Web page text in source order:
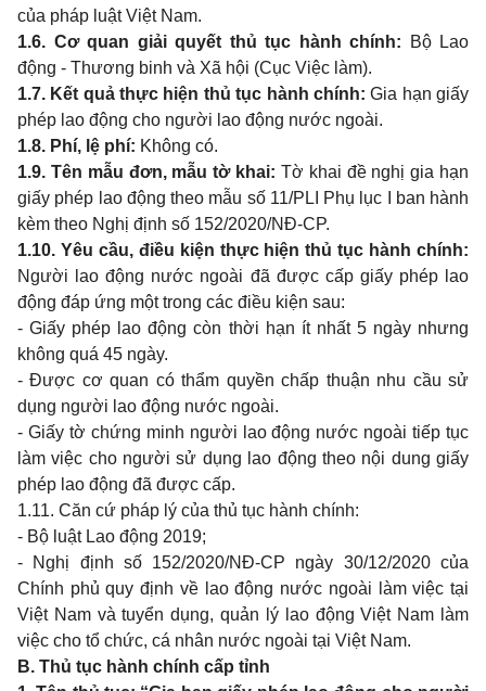
của pháp luật Việt Nam.
1.6. Cơ quan giải quyết thủ tục hành chính: Bộ Lao
động - Thương binh và Xã hội (Cục Việc làm).
1.7. Kết quả thực hiện thủ tục hành chính:Gia hạn giấy
phép lao động cho người lao động nước ngoài.
1.8. Phí, lệ phí: Không có.
1.9. Tên mẫu đơn, mẫu tờ khai: Tờ khai đề nghịgia hạn
giấy phép lao động theo mẫu số 11/PLI Phụ lục I ban hành
kèm theo Nghị định số 152/2020/NĐ-CP.
1.10. Yêu cầu, điều kiện thực hiện thủ tục hành chính:
Người
laođộng nước ngoài đã được cấp giấy phép lao
động đáp ứng mộttrong các điều kiện sau:
-Giấy phép laođộng còn thời hạn ít nhất 5 ngày nhưng
không quá 45 ngày.
-Được cơquan có thẩm quyền chấp thuận nhu cầu sử
dụng người lao động nước ngoài.
- Giấy tờ chứng minh người laođộng nước ngoài tiếp tục
làm việc cho người sử dụng lao động theo nội dunggiấy
phép lao động đã được cấp.
1.11. Căn cứ pháp lý của thủ tục hành chính:
- Bộ luật Lao động 2019;
-
Nghị định số 152/2020/NĐ-CP ngày 30/12/2020của
Chính phủquyđịnh về laođộng nước ngoài làm việc tại
Việt Nam và tuyển dụng, quản lý lao động Việt Nam làm
việc cho tổ chức, cá nhân nước ngoài tại Việt Nam.
B. Thủ tục hành chính cấp tỉnh